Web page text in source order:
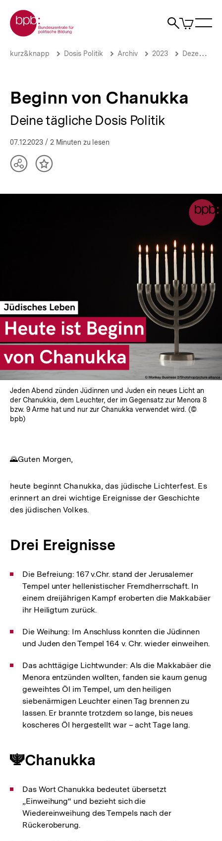
zum
Seiteninhalt
springen
Zur Startseite der bpb
Suche
Artikel
im
Beginn
Deine
tägliche
Politik
bpb.de
Brotkrümelnavigation
Pfadnavigation
kurz&knapp Dosis Politik Archiv 2023 Dezember 2023
Beginn von Chanukka
Deine tägliche Dosis Politik
07.12.2023 / 2 Minuten zu lesen
TeilenInhalt
Jeden Abend zünden Jüdinnen und Juden ein neues Licht an
der Chanukkia, dem Leuchter, der im Gegensatz zur Menora 8
bzw. 9 Arme hat und nur zur Chanukka verwendet wird. (©
bpb)
🌄Guten Morgen,
heute beginnt Chanukka, das jüdische Lichterfest. Es
erinnert an drei wichtige Ereignisse der Geschichte
des jüdischen Volkes.
Drei Ereignisse
Die Befreiung: 167 v.Chr. stand der Jerusalemer
Tempel unter hellenistischer Fremdherrschaft. In
einem dreijährigen Kampf eroberten die Makkabäer
ihr Heiligtum zurück.
Die Weihung: Im Anschluss konnten die Jüdinnen
und Juden den Tempel 164 v. Chr. wieder einweihen.
Das achttägige Lichtwunder: Als die Makkabäer die
Menora entzünden wollten, fanden sie kaum genug
geweihtes Öl im Tempel, um den heiligen
siebenärmigen Leuchter einen Tag brennen zu
lassen. Er brannte trotzdem so lange, bis neues
koscheres Öl hergestellt war – acht Tage lang.
🕎Chanukka
Das Wort Chanukka bedeutet übersetzt
„Einweihung“ und bezieht sich die
Wiedereinweihung des Tempels nach der
Rückeroberung.